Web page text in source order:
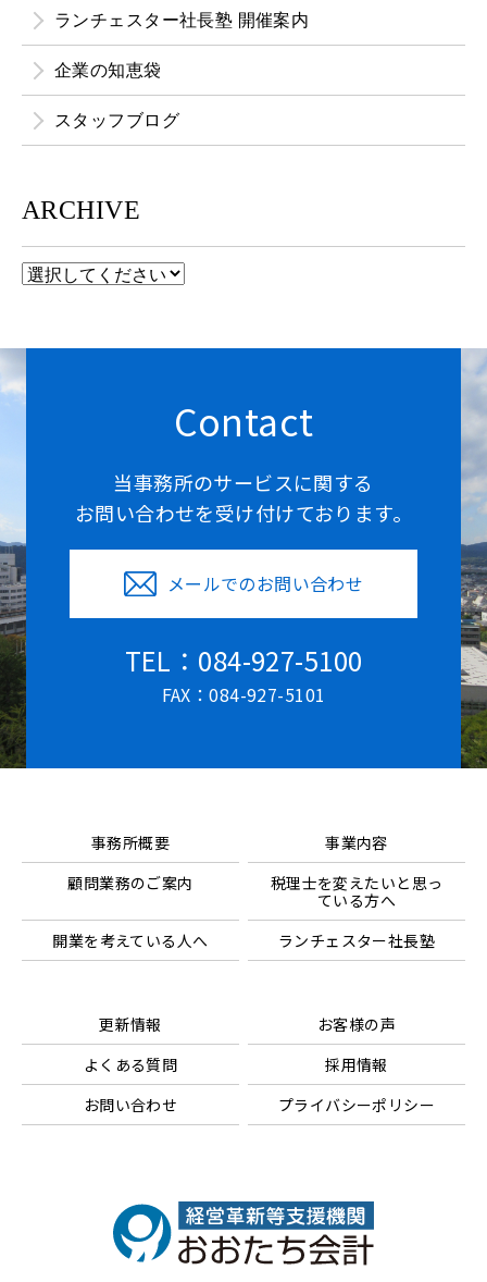
ランチェスター社長塾 開催案内
企業の知恵袋
スタッフブログ
ARCHIVE
Contact
当事務所のサービスに関する
お問い合わせを受け付けております。
メールでのお問い合わせ
TEL：084-927-5100
FAX：084-927-5101
事務所概要
事業内容
顧問業務のご案内
税理士を変えたいと思っ
ている方へ
開業を考えている人へ
ランチェスター社長塾
更新情報
お客様の声
よくある質問
採用情報
お問い合わせ
プライバシーポリシー